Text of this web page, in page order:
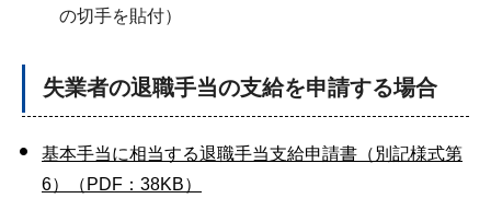
の切手を貼付）
失業者の退職手当の支給を申請する場合
基本手当に相当する退職手当支給申請書（別記様式第
6）（PDF：38KB）